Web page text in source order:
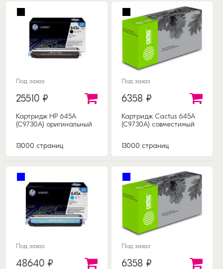
Под заказ
25510 ₽
Картридж HP 645A
(C9730A) оригинальный
13000 страниц
Под заказ
6358 ₽
Картридж Cactus 645A
(C9730A) совместимый
13000 страниц
Под заказ
48640 ₽
Под заказ
6358 ₽